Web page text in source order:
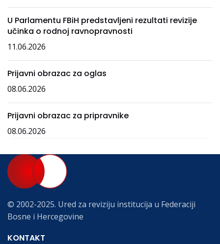
U Parlamentu FBiH predstavljeni rezultati revizije
učinka o rodnoj ravnopravnosti
11.06.2026
Prijavni obrazac za oglas
08.06.2026
Prijavni obrazac za pripravnike
08.06.2026
© 2002-2025. Ured za reviziju institucija u Federaciji
Bosne i Hercegovine
KONTAKT